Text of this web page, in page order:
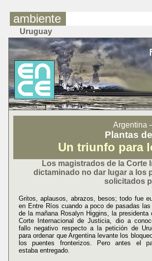
ambiente
Uruguay
Argentina
Plantas
Un triunfo para
Los magistrados de la Corte
dictaminado no dar lugar a los
solicitados
Gritos, aplausos, abrazos, besos; todo fue
en Entre Ríos cuando a poco de pasadas las
de la mañana Rosalyn Higgins, la presidenta
Corte Internacional de Justicia, dio a
fallo negativo respecto a la petición de
para ordenar que Argentina levante los
los puentes fronterizos. Pero antes el
estaba entregado.